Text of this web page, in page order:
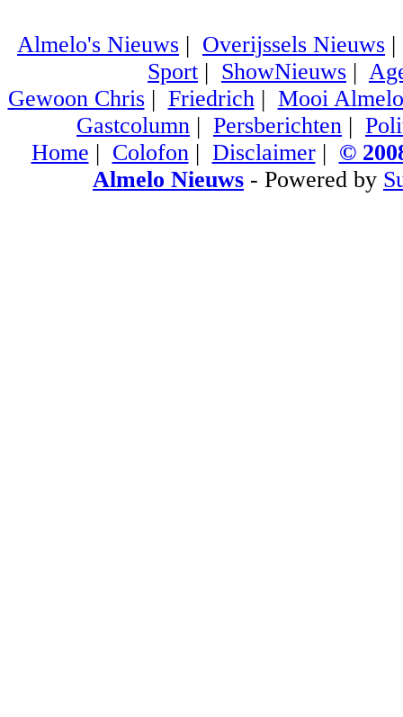
Almelo's Nieuws | Overijssels Nieuws
Sport | ShowNieuws |
Gewoon Chris| Friedrich| Mooi Almelo
Gastcolumn | Persberichten |
Home | Colofon| Disclaimer| ©
Almelo Nieuws - Powered by